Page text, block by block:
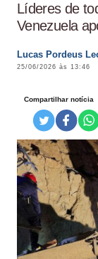
Líderes de
Venezuela
Lucas Pordeus
25/06/2026 às 13:46
Compartilhar notícia